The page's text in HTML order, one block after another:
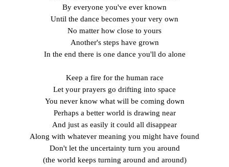
By everyone you've ever known
Until the dance becomes your very own
No matter how close to yours
Another's steps have grown
In the end there is one dance you'll do alone
Keep a fire for the human race
Let your prayers go drifting into space
You never know what will be coming down
Perhaps a better world is drawing near
And just as easily it could all disappear
Along with whatever meaning you might have found
Don't let the uncertainty turn you around
(the world keeps turning around and around)